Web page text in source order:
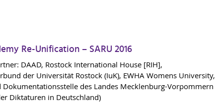
Re-Unification – SARU 2016
DAAD, Rostock International House [RIH],
der Universität Rostock (IuK), EWHA Womens University,
Dokumentationsstelle des Landes Mecklenburg-Vorpommern
Diktaturen in Deutschland)